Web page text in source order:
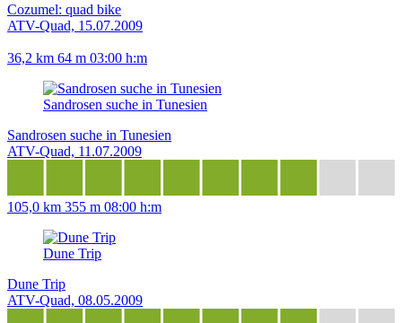
Cozumel: quad bike
ATV-Quad, 15.07.2009
36,2 km 64 m 03:00 h:m
Sandrosen suche in Tunesien
Sandrosen suche in Tunesien
ATV-Quad, 11.07.2009
105,0 km 355 m 08:00 h:m
Dune Trip
Dune Trip
ATV-Quad, 08.05.2009